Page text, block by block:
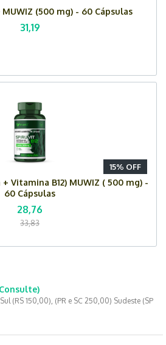
MUWIZ (500 mg) - 60 Cápsulas
31,19
15% OFF
Vitamina B12) MUWIZ ( 500 mg) -
60 Cápsulas
28,76
33,83
(RS 150,00), (PR e SC 250,00) Sudeste (SP